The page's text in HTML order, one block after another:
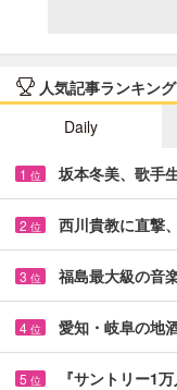
人気記事ランキング
Daily
1 位 坂本冬美、歌手
2 位 西川貴教に直撃
3 位 福島最大級の音
4 位 愛知・岐阜の地
5 位 『サントリー1